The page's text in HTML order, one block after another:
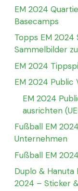
EM 2024
Basecamps
Topps EM
Sammelbilder
EM 2024
EM 2024 Public
EM 2024
ausrichten
Fußball EM
Unternehmen
Fußball EM
Duplo &
2024 – Sticker